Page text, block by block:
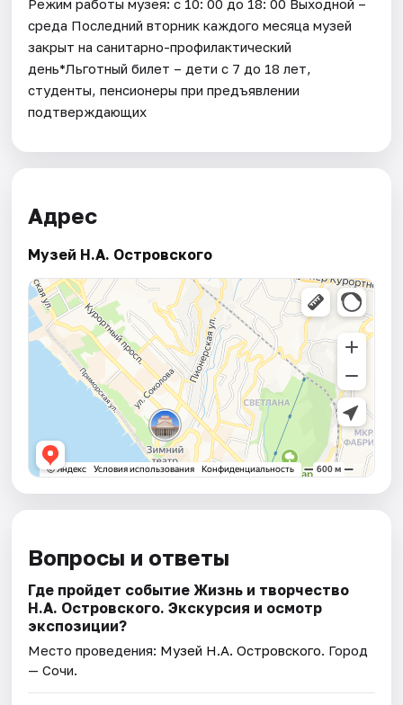
Режим работы музея: с 10: 00 до 18: 00 Выходной –
среда Последний вторник каждого месяца музей
закрыт на санитарно-профилактический
день*Льготный билет – дети с 7 до 18 лет,
студенты, пенсионеры при предъявлении
подтверждающих
Адрес
Музей Н.А. Островского
Вопросы и ответы
Где пройдет событие Жизнь и творчество
Н.А. Островского. Экскурсия и осмотр
экспозиции?
Место проведения: Музей Н.А. Островского. Город
— Сочи.